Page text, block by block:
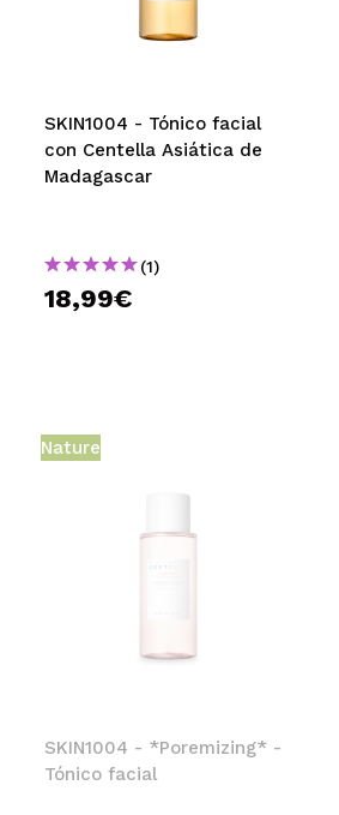
SKIN1004 - Tónico facial
con Centella Asiática de
Madagascar
(1)
18,99€
Nature
SKIN1004 - *Poremizing* -
Tónico facial